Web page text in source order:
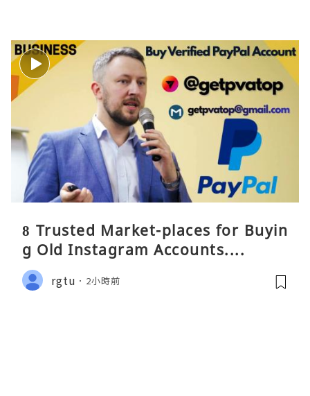
8 Trusted Market-places for Buyin
g Old Instagram Accounts....
rgtu 2小時前